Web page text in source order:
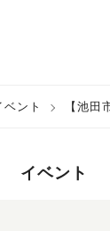
ベント
【池
イベント